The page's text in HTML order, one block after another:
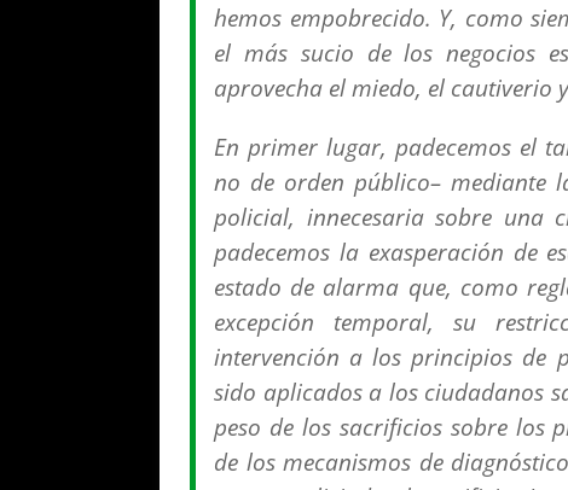
hemos empobrecido. Y, como
el más sucio de los negocios
aprovecha el miedo, el cautiverio
En primer lugar, padecemos el
no de orden público– mediante
policial, innecesaria sobre una
padecemos la exasperación de
estado de alarma que, como
excepción temporal, su
intervención a los principios de
sido aplicados a los ciudadanos
peso de los sacrificios sobre los
de los mecanismos de